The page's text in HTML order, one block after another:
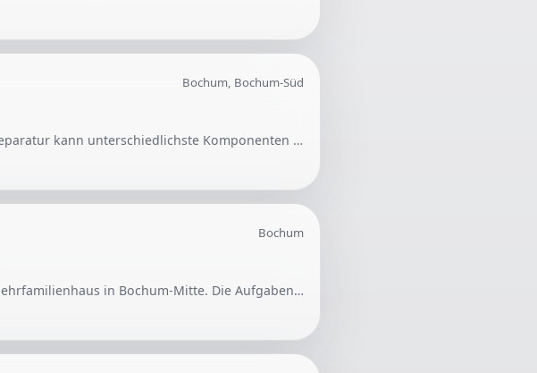
Bochum, Bochum-Süd
Gesucht wird jemand, der defekte PC Hardware reparieren kann. Die Reparatur kann unterschiedlichste Komponenten betreffen.
Bochum
Gesucht wird ein zuverlässiger Reinigungsservice für ein 3-stöckiges Mehrfamilienhaus in Bochum-Mitte. Die Aufgaben umfassen regelmäßige Reinigungen des Treppenhauses sowie Fenster und Kellergang.